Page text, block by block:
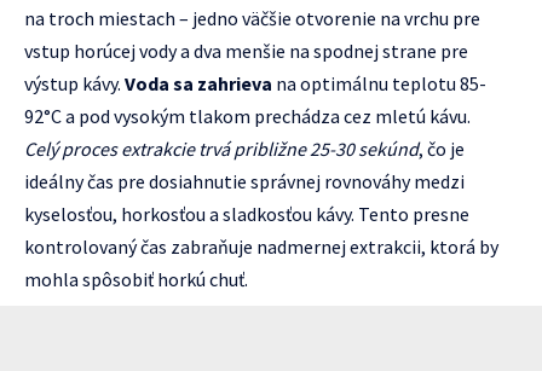
na troch miestach – jedno väčšie otvorenie na vrchu pre
vstup horúcej vody a dva menšie na spodnej strane pre
výstup kávy. Voda sa zahrieva na optimálnu teplotu 85-
92°C a pod vysokým tlakom prechádza cez mletú kávu.
Celý proces extrakcie trvá približne 25-30 sekúnd, čo je
ideálny čas pre dosiahnutie správnej rovnováhy medzi
kyselosťou, horkosťou a sladkosťou kávy. Tento presne
kontrolovaný čas zabraňuje nadmernej extrakcii, ktorá by
mohla spôsobiť horkú chuť.